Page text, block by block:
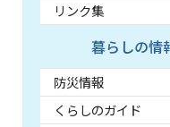
リンク集
暮らしの情
防災情報
くらしのガイド